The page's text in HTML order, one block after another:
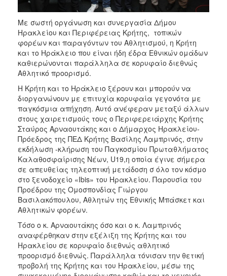
2010
2006
ΔΗΜΟΤΗΣ
ΕΠΙΣΚΕΠΤΗΣ
ΗΡΑΚΛΕΙΟ
Με σωστή οργάνωση και συνεργασία Δήμου
Ηρακλείου και Περιφέρειας Κρήτης, τοπικών
φορέων και παραγόντων του Αθλητισμού, η Κρήτη
και το Ηράκλειο που είναι ήδη έδρα Εθνικών ομάδων
καθιερώνονται παράλληλα σε κορυφαίο διεθνώς
Αθλητικό προορισμό.
Η Κρήτη και το Ηράκλειο ξέρουν και μπορούν να
διοργανώνουν με επιτυχία κορυφαία γεγονότα με
παγκόσμια απήχηση. Αυτό ανέφεραν μεταξύ άλλων
στους χαιρετισμούς τους ο Περιφερειάρχης Κρήτης
Σταύρος Αρναουτάκης και ο Δήμαρχος Ηρακλείου-
Πρόεδρος της ΠΕΔ Κρήτης Βασίλης Λαμπρινός, στην
εκδήλωση -κλήρωση του Παγκοσμίου Πρωταθλήματος
Καλαθοσφαίρισης Νέων, U19,η οποία έγινε σήμερα
σε απευθείας τηλεοπτική μετάδοση σ όλο τον κόσμο
στο ξενοδοχείο «Ιbis» του Ηρακλείου. Παρουσία του
Προέδρου της Ομοσπονδίας Γιώργου
Βασιλακόπουλου, Αθλητών της Εθνικής Μπάσκετ και
Αθλητικών φορέων.
Τόσο ο κ. Αρναουτάκης όσο και ο κ. Λαμπρινός
αναφέρθηκαν στην εξέλιξη της Κρήτης και του
Ηρακλείου σε κορυφαίο διεθνώς αθλητικό
προορισμό διεθνώς. Παράλληλα τόνισαν την θετική
προβολή της Κρήτης και του Ηρακλείου, μέσω της